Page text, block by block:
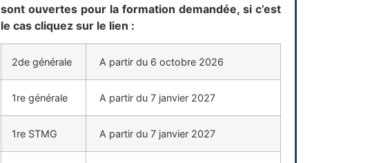
sont ouvertes pour la formation demandée, si c’est
le cas cliquez sur le lien :
2de générale A partir du 6 octobre 2026
1re générale A partir du 7 janvier 2027
1re STMG A partir du 7 janvier 2027